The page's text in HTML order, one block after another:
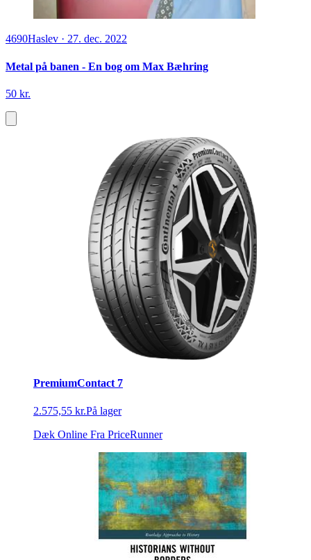
4690Haslev · 27. dec. 2022
Metal på banen - En bog om Max Bæhring
50 kr.
PremiumContact 7
2.575,55 kr.På lager
Dæk Online Fra PriceRunner